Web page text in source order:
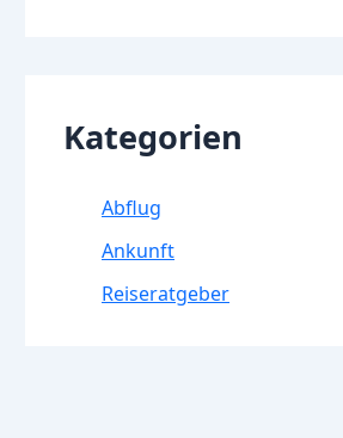
Kategorien
Abflug
Ankunft
Reiseratgeber